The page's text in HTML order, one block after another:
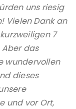
uns riesig
Vielen Dank an
7
das
wundervollen
dieses
und vor Ort,